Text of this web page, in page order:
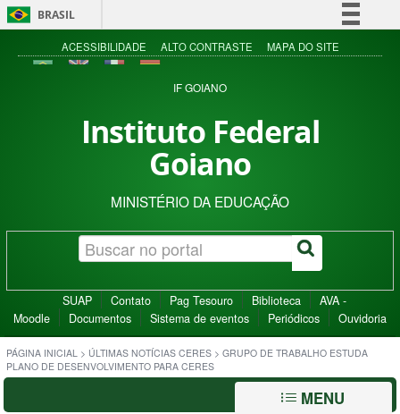
BRASIL
Simplifique!
Acesso à informação
ACESSIBILIDADE ALTO CONTRASTE MAPA DO SITE
IF GOIANO
Instituto Federal
Goiano
MINISTÉRIO DA EDUCAÇÃO
SUAP Contato Pag Tesouro Biblioteca
AVA -
Moodle
Documentos Sistema de eventos Periódicos Ouvidoria
PÁGINA INICIAL > ÚLTIMAS NOTÍCIAS CERES > GRUPO DE TRABALHO ESTUDA
PLANO DE DESENVOLVIMENTO PARA CERES
MENU